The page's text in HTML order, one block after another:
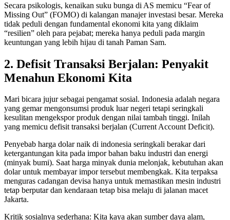
Secara psikologis, kenaikan suku bunga di AS memicu “Fear of
Missing Out” (FOMO) di kalangan manajer investasi besar. Mereka
tidak peduli dengan fundamental ekonomi kita yang diklaim
“resilien” oleh para pejabat; mereka hanya peduli pada margin
keuntungan yang lebih hijau di tanah Paman Sam.
2. Defisit Transaksi Berjalan: Penyakit
Menahun Ekonomi Kita
Mari bicara jujur sebagai pengamat sosial. Indonesia adalah negara
yang gemar mengonsumsi produk luar negeri tetapi seringkali
kesulitan mengekspor produk dengan nilai tambah tinggi. Inilah
yang memicu defisit transaksi berjalan (Current Account Deficit).
Penyebab harga dolar naik di indonesia seringkali berakar dari
ketergantungan kita pada impor bahan baku industri dan energi
(minyak bumi). Saat harga minyak dunia melonjak, kebutuhan akan
dolar untuk membayar impor tersebut membengkak. Kita terpaksa
menguras cadangan devisa hanya untuk memastikan mesin industri
tetap berputar dan kendaraan tetap bisa melaju di jalanan macet
Jakarta.
Kritik sosialnya sederhana: Kita kaya akan sumber daya alam,